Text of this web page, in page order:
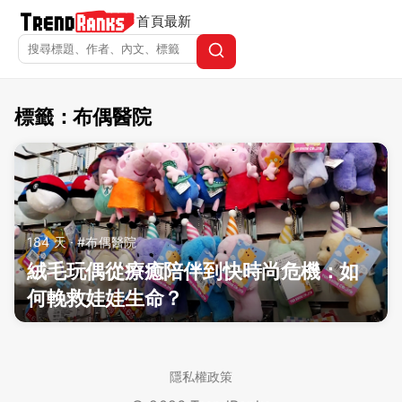
首頁最新
TrendRanks - 標籤 布偶醫院
標籤：布偶醫院
184 天 · #布偶醫院
絨毛玩偶從療癒陪伴到快時尚危機：如
何輓救娃娃生命？
隱私權政策